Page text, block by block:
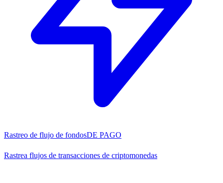
Rastreo de flujo de fondosDE PAGO
Rastrea flujos de transacciones de criptomonedas